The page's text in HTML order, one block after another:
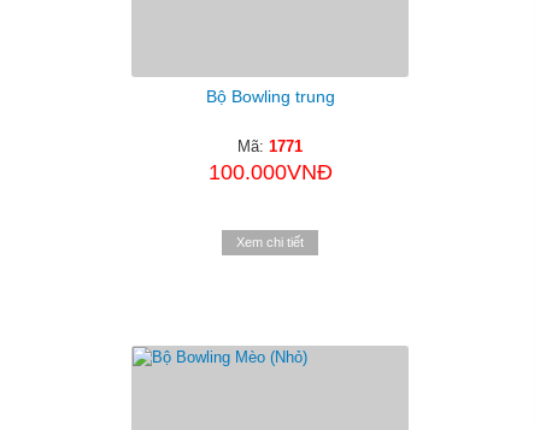
Bộ Bowling trung
Mã: 1771
100.000VNĐ
Xem chi tiết